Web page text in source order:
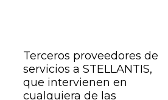
Terceros proveedores de
servicios a STELLANTIS,
que intervienen en
cualquiera de las